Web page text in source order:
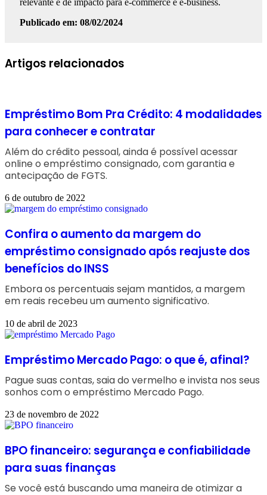
relevante e de impacto para e-commerce e e-business.
Publicado em: 08/02/2024
Facebook
Linkedin
WhatsApp
Telegram
Artigos relacionados
Empréstimo Bom Pra Crédito: 4 modalidades
para conhecer e contratar
Além do crédito pessoal, ainda é possível acessar
online o empréstimo consignado, com garantia e
antecipação de FGTS.
6 de outubro de 2022
Confira o aumento da margem do
empréstimo consignado após reajuste dos
benefícios do INSS
Embora os percentuais sejam mantidos, a margem
em reais recebeu um aumento significativo.
10 de abril de 2023
Empréstimo Mercado Pago: o que é, afinal?
Pague suas contas, saia do vermelho e invista nos seus
sonhos com o empréstimo Mercado Pago.
23 de novembro de 2022
BPO financeiro: segurança e confiabilidade
para suas finanças
Se você está buscando uma maneira de otimizar a